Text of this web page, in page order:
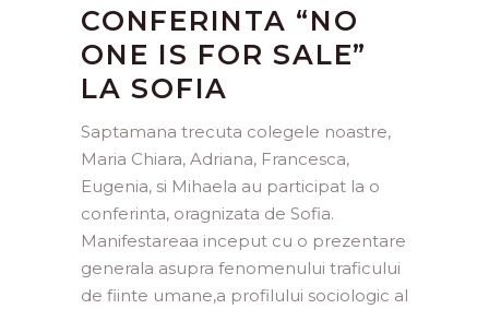
CONFERINTA “NO
ONE IS FOR SALE”
LA SOFIA
Saptamana trecuta colegele noastre,
Maria Chiara, Adriana, Francesca,
Eugenia, si Mihaela au participat la o
conferinta, oragnizata de Sofia.
Manifestareaa inceput cu o prezentare
generala asupra fenomenului traficului
de fiinte umane,a profilului sociologic al